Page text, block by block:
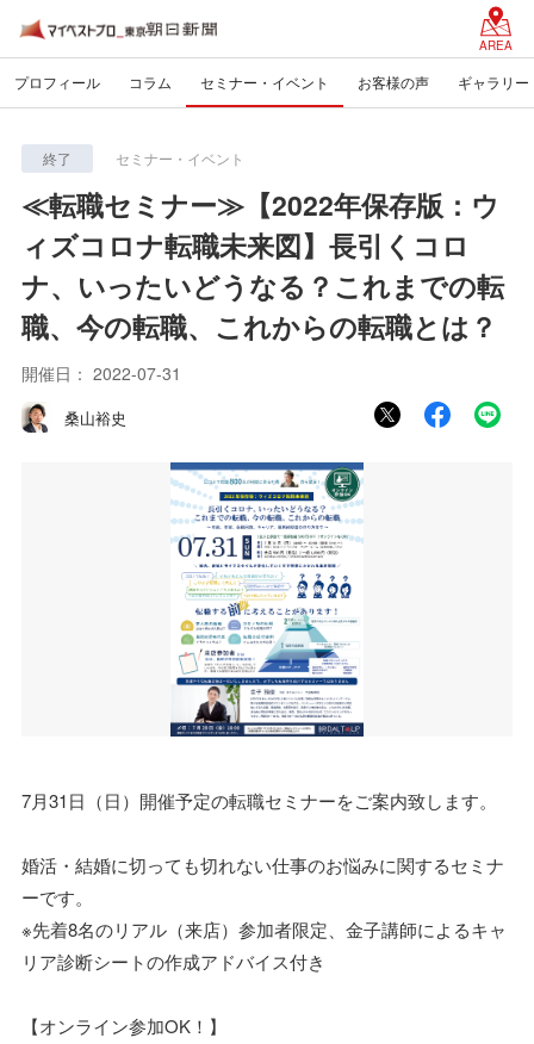
AREA
プロフィール コラム セミナー・イベント お客様の声 ギャラリー
終了 セミナー・イベント
≪転職セミナー≫【2022年保存版：ウ
ィズコロナ転職未来図】長引くコロ
ナ、いったいどうなる？これまでの転
職、今の転職、これからの転職とは？
開催日： 2022-07-31
桑山裕史
7月31日（日）開催予定の転職セミナーをご案内致します。
婚活・結婚に切っても切れない仕事のお悩みに関するセミナ
ーです。
※先着8名のリアル（来店）参加者限定、金子講師によるキャ
リア診断シートの作成アドバイス付き
【オンライン参加OK！】